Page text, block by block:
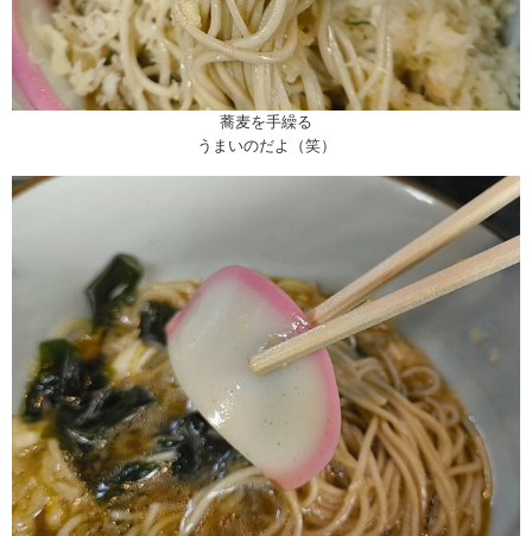
蕎麦を手繰る
うまいのだよ（笑）